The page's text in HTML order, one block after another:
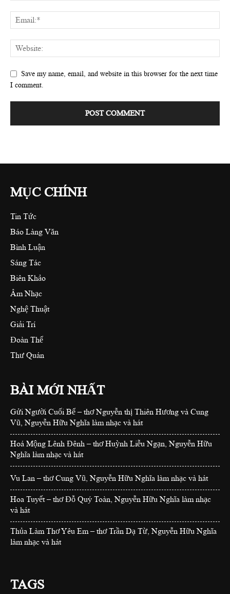
Save my name, email, and website in this browser for the next time
I comment.
MỤC CHÍNH
Tin Tức
Báo Làng Văn
Bình Luận
Sáng Tác
Biên Khảo
Âm Nhạc
Nghệ Thuật
Giải Trí
Đoàn Thể
Thư Quán
BÀI MỚI NHẤT
Gửi Người Cuối Bể – thơ Nguyễn thị Thiên Hương và Cung
Vũ, Nguyễn Hữu Nghĩa làm nhạc và hát
Hoá Mộng Lênh Đênh – thơ Huỳnh Liễu Ngạn, Nguyễn Hữu
Nghĩa làm nhạc và hát
Vu Lan – thơ Cung Vũ, Nguyễn Hữu Nghĩa làm nhạc và hát
Hoa Tuyết – thơ Đỗ Quý Toàn, Nguyễn Hữu Nghĩa làm nhạc
và hát
Thủa Làm Thơ Yêu Em – thơ Trần Dạ Từ, Nguyễn Hữu Nghĩa
làm nhạc và hát
TAGS